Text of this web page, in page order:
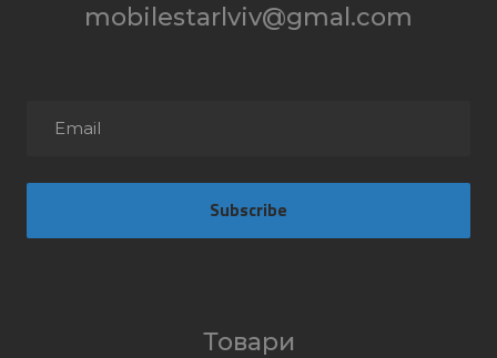
mobilestarlviv@gmal.com
Subscribe
Товари